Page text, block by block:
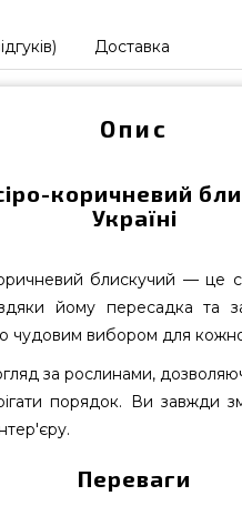
Доставка
Опис
коричневий
Україні
блискучий — це
йому пересадка та
чудовим вибором для
за рослинами,
порядок. Ви завжди
Переваги